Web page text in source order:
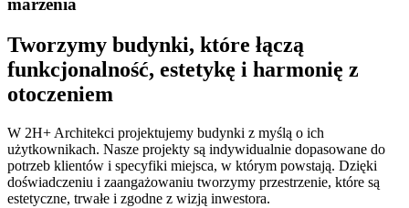
marzenia
Tworzymy budynki, które łączą
funkcjonalność, estetykę i harmonię z
otoczeniem
W 2H+ Architekci projektujemy budynki z myślą o ich
użytkownikach. Nasze projekty są indywidualnie dopasowane do
potrzeb klientów i specyfiki miejsca, w którym powstają. Dzięki
doświadczeniu i zaangażowaniu tworzymy przestrzenie, które są
estetyczne, trwałe i zgodne z wizją inwestora.